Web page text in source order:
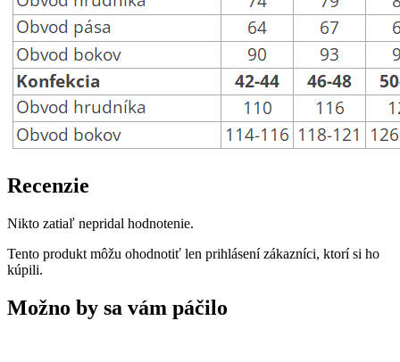
Recenzie
Nikto zatiaľ nepridal hodnotenie.
Tento produkt môžu ohodnotiť len prihlásení zákazníci, ktorí si ho
kúpili.
Možno by sa vám páčilo